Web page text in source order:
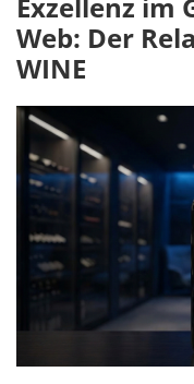
Web: Der
WINE